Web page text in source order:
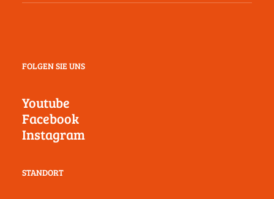
FOLGEN SIE UNS
Youtube
Facebook
Instagram
STANDORT